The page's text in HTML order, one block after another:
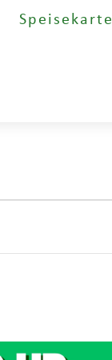
Speisekarte